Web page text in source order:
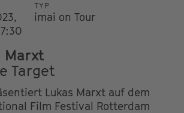
TYP
imai on Tour
Marxt
Target
Lukas Marxt auf dem
Film Festival Rotterdam